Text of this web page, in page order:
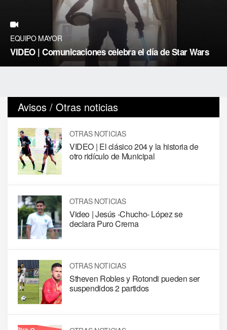
EQUIPO MAYOR
VIDEO | Comunicaciones celebra el día de Star Wars
Avisos / Otras noticias
OTRAS NOTICIAS
VIDEO | El clásico 204 y la historia de
otro ridículo de Municipal
OTRAS NOTICIAS
Video | Jesús -Chucho- López se
declara Puro Crema
OTRAS NOTICIAS
Stheven Robles y Rotondi pueden ser
suspendidos 2 partidos